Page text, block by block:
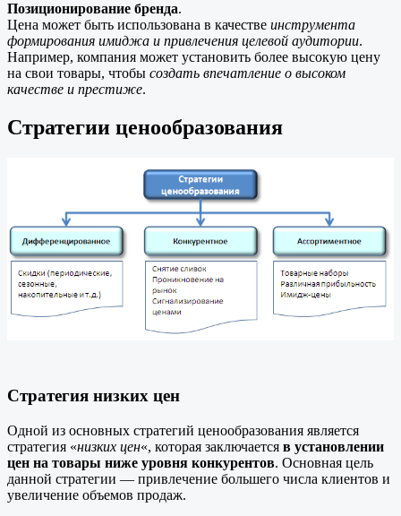
Позиционирование бренда.
Цена может быть использована в качестве инструмента
формирования имиджа и привлечения целевой аудитории.
Например, компания может установить более высокую цену
на свои товары, чтобы создать впечатление о высоком
качестве и престиже.
Стратегии ценообразования
Стратегия низких цен
Одной из основных стратегий ценообразования является
стратегия «низких цен«, которая заключается в установлении
цен на товары ниже уровня конкурентов. Основная цель
данной стратегии — привлечение большего числа клиентов и
увеличение объемов продаж.